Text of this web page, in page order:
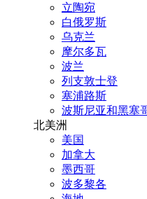
立陶宛
白俄罗斯
乌克兰
摩尔多瓦
波兰
列支敦士登
塞浦路斯
波斯尼亚和黑塞
北美洲
美国
加拿大
墨西哥
波多黎各